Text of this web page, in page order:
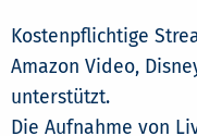
Kostenpflichtige
Amazon Video,
unterstützt.
Die Aufnahme von